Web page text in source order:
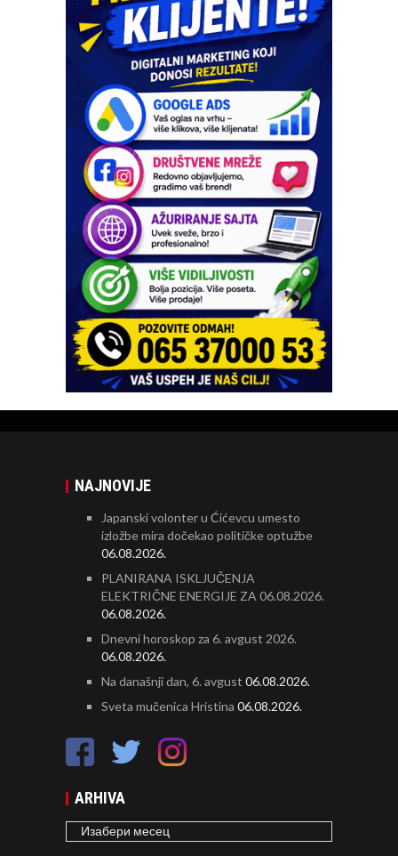
NAJNOVIJE
Japanski volonter u Ćićevcu umesto
izložbe mira dočekao političke optužbe
06.08.2026.
PLANIRANA ISKLJUČENJA
ELEKTRIČNE ENERGIJE ZA 06.08.2026.
06.08.2026.
Dnevni horoskop za 6. avgust 2026.
06.08.2026.
Na današnji dan, 6. avgust 06.08.2026.
Sveta mučenica Hristina 06.08.2026.
ARHIVA
ARHIVA